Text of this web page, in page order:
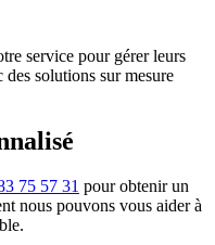
service pour gérer leurs
solutions sur mesure
75 57 31 pour obtenir un
nous pouvons vous aider à